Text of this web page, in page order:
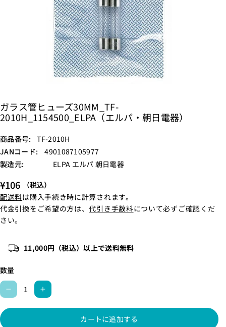
ガラス管ヒューズ30MM_TF-
2010H_1154500_ELPA（エルパ・朝日電器）
商品番号: S
K
TF-2010H
JANコード:
4901087105977
製造元:
ELPA エルパ 朝日電器
¥106
（税込）
配送料は購入手続き時に計算されます。
代金引換をご希望の方は、代引き手数料について必ずご確認くだ
さい。
11,000円（税込）以上で送料無料
数量
ガ
ラ
ガ
ラ
カートに追加する